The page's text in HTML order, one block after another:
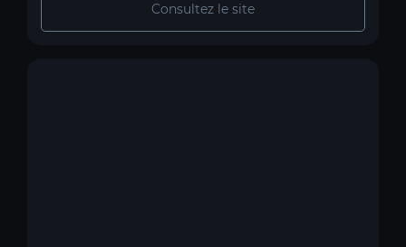
Consultez le site